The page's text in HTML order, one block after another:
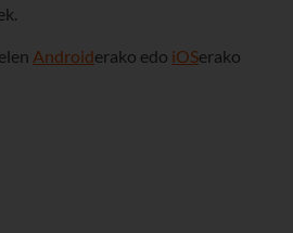
Androiderako edo iOSerako